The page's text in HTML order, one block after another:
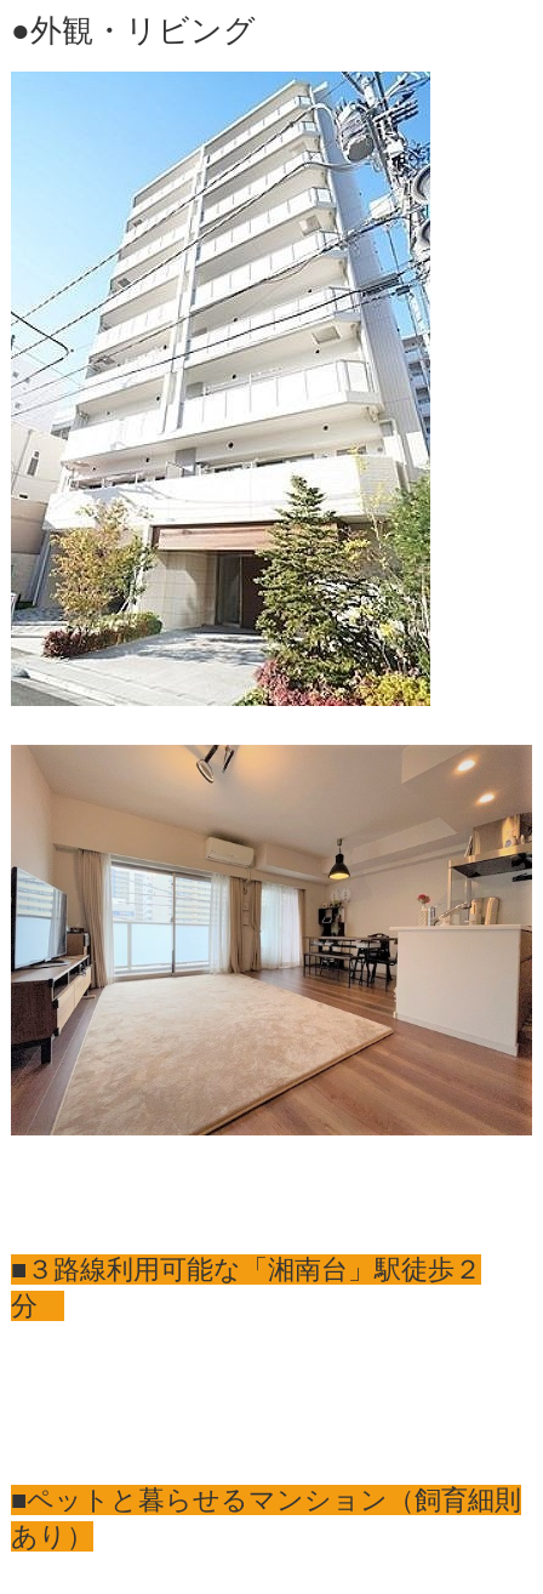
●外観・リビング
■３路線利用可能な「湘南台」駅徒歩２
分
■ペットと暮らせるマンション（飼育細則
あり）